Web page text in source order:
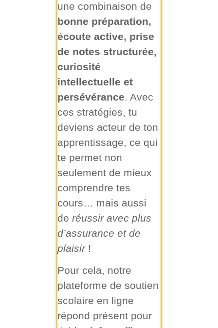
une combinaison de
bonne préparation,
écoute active, prise
de notes structurée,
curiosité
intellectuelle et
persévérance. Avec
ces stratégies, tu
deviens acteur de ton
apprentissage, ce qui
te permet non
seulement de mieux
comprendre tes
cours… mais aussi
deréussir avec plus
d’assurance et de
plaisir!
Pour cela, notre
plateforme de soutien
scolaire en ligne
répond présent pour